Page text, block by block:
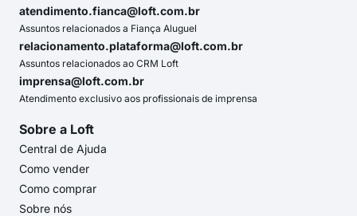
atendimento.fianca@loft.com.br
Assuntos relacionados a Fiança Aluguel
relacionamento.plataforma@loft.com.br
Assuntos relacionados ao CRM Loft
imprensa@loft.com.br
Atendimento exclusivo aos profissionais de imprensa
Sobre a Loft
Central de Ajuda
Como vender
Como comprar
Sobre nós